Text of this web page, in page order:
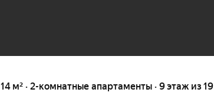
114 м² · 2-комнатные апартаменты · 9 этаж из 19